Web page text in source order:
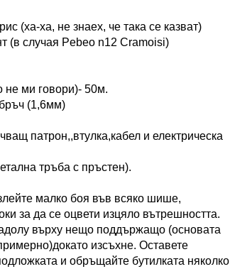
(ха-ха, не знаех, че така се казват)
(в случая Pebeo n12 Cramoisi)
не ми говори)- 50м.
(1,6мм)
патрон,,втулка,кабел и електрическа
тръба с пръстен).
малко боя във всяко шише,
за да се оцвети изцяло вътрешността.
върху нещо поддържащо (основата
изсъхне. Оставете
и обръщайте бутилката няколко